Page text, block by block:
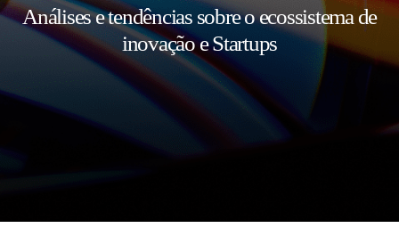
Análises e tendências sobre o ecossistema de
inovação e Startups